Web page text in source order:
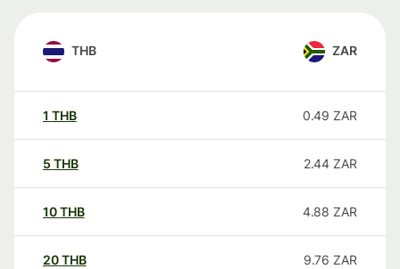
THB ZAR
1 THB 0.49 ZAR
5 THB 2.44 ZAR
10THB 4.88 ZAR
20THB 9.76 ZAR